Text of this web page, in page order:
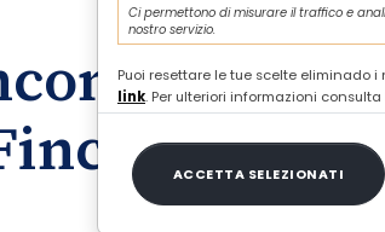
MARTEDÌ
-
Ci permettono di misurare il traffico e
nostro servizio.
Puoi resettare le tue scelte eliminado i
link. Per ulteriori informazioni
ACCETTA SELEZIONATI